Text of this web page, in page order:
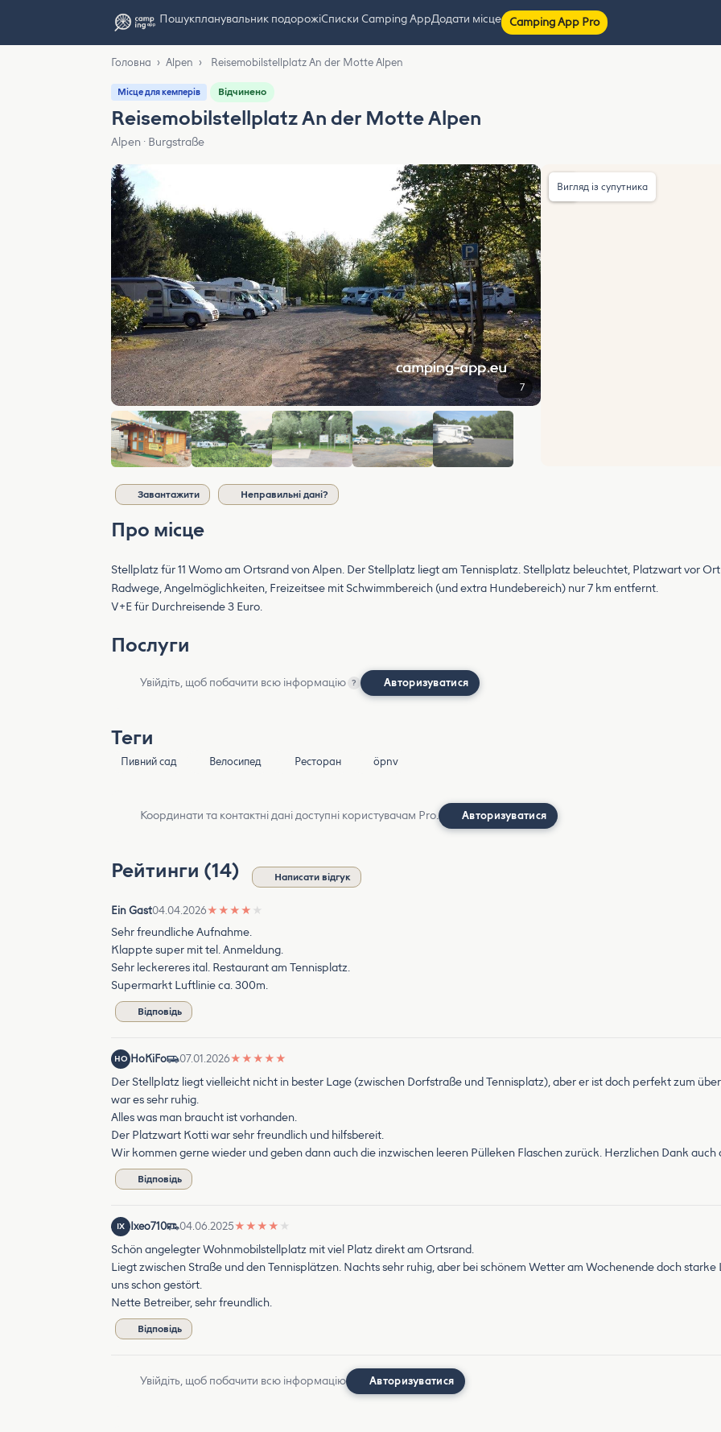
Пошукпланувальник подорожіСписки Camping AppДодати місце Camping App Pro
Головна › Alpen › Reisemobilstellplatz An der Motte Alpen
Місце для кемперів Відчинено
Reisemobilstellplatz An der Motte Alpen
Alpen · Burgstraße
7
Вигляд із супутника
Завантажити Неправильні дані?
Про місце
Stellplatz für 11 Womo am Ortsrand von Alpen. Der Stellplatz liegt am Tennisplatz. Stellplatz beleuchtet, Platzwart vor
Radwege, Angelmöglichkeiten, Freizeitsee mit Schwimmbereich (und extra Hundebereich) nur 7 km entfernt.
V+E für Durchreisende 3 Euro.
Послуги
Увійдіть, щоб побачити всю інформацію ? Авторизуватися
Теги
Пивний сад Велосипед Ресторан öpnv
Координати та контактні дані доступні користувачам Pro. Авторизуватися
Рейтинги (14) Написати відгук
Ein Gast04.04.2026★ ★ ★ ★ ★
Sehr freundliche Aufnahme.
Klappte super mit tel. Anmeldung.
Sehr leckereres ital. Restaurant am Tennisplatz.
Supermarkt Luftlinie ca. 300m.
Відповідь
HO HoKiFo 07.01.2026★ ★ ★ ★ ★
Der Stellplatz liegt vielleicht nicht in bester Lage (zwischen Dorfstraße und Tennisplatz), aber er ist doch perfekt zum
war es sehr ruhig.
Alles was man braucht ist vorhanden.
Der Platzwart Kotti war sehr freundlich und hilfsbereit.
Wir kommen gerne wieder und geben dann auch die inzwischen leeren Pülleken Flaschen zurück. Herzlichen Dank auch
Відповідь
IX Ixeo710 04.06.2025★ ★ ★ ★ ★
Schön angelegter Wohnmobilstellplatz mit viel Platz direkt am Ortsrand.
Liegt zwischen Straße und den Tennisplätzen. Nachts sehr ruhig, aber bei schönem Wetter am Wochenende doch
uns schon gestört.
Nette Betreiber, sehr freundlich.
Відповідь
Увійдіть, щоб побачити всю інформацію Авторизуватися